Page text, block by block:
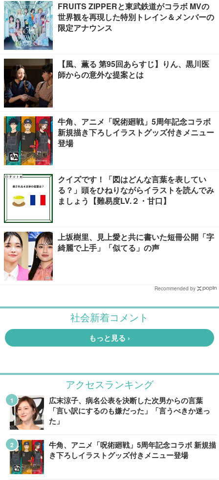
FRUITS ZIPPERと東武鉄道がコラボ MVの
世界観を再現した特別トレイン＆メンバーの
限定アナウンス
【風、薫る 第95回あらすじ】りん、黒川医
師からの意外な提案とは
牛角、アニメ「呪術廻戦」5周年記念コラボ
新規描き下ろしイラストグッズ付きメニュー
登場
クイズです！「図はどんな言葉を表してい
る？」頭をひねりながらイラストを読んでみ
ましょう【難易度LV.２・甘口】
上坂樹里、見上愛と共に書いた短冊公開「字
綺麗で上手」「似てる」の声
Recommended by
アクセスランキング
広末涼子、病名公表を決断した次男からの言葉
「言い訳にするのも嫌だった」「言うべきか迷っ
た」
牛角、アニメ「呪術廻戦」5周年記念コラボ 新規描
き下ろしイラストグッズ付きメニュー登場